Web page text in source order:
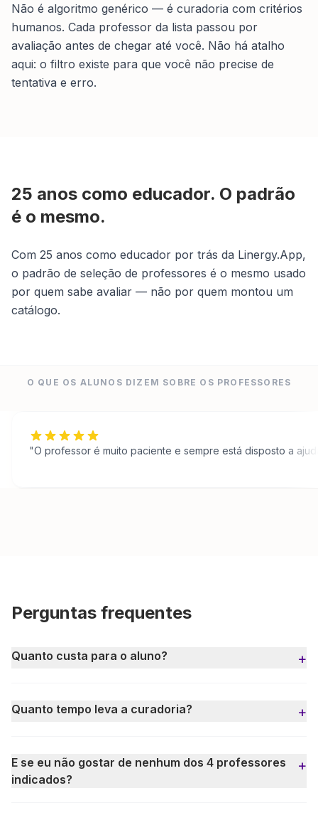
Não é algoritmo genérico — é curadoria com critérios
humanos. Cada professor da lista passou por
avaliação antes de chegar até você. Não há atalho
aqui: o filtro existe para que você não precise de
tentativa e erro.
25 anos como educador. O padrão
é o mesmo.
Com 25 anos como educador por trás da Linergy.App,
o padrão de seleção de professores é o mesmo usado
por quem sabe avaliar — não por quem montou um
catálogo.
O QUE OS ALUNOS DIZEM SOBRE OS PROFESSORES
"O professor é muito paciente e sempre está disposto a
Perguntas frequentes
Quanto custa para o aluno? +
Quanto tempo leva a curadoria? +
E se eu não gostar de nenhum dos 4 professores
indicados?
+